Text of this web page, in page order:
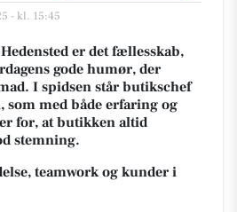
- kl. 15:45
er det fællesskab,
gode humør, der
I spidsen står butikschef
som med både erfaring og
for, at butikken altid
stemning.
teamwork og kunder i